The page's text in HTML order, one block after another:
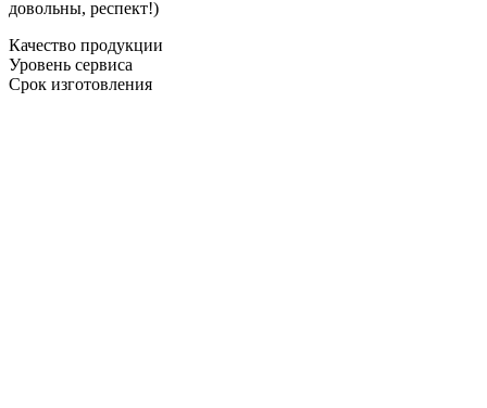
довольны, респект!)
Качество продукции
Уровень сервиса
Срок изготовления